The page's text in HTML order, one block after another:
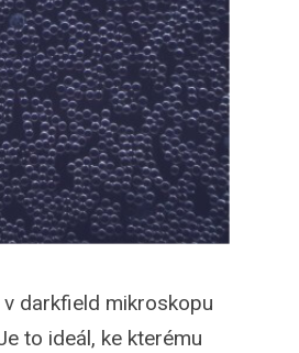
darkfield mikroskopu
to ideál, ke kterému